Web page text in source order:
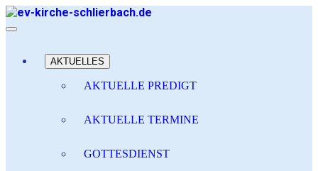
AKTUELLES
AKTUELLE PREDIGT
AKTUELLE TERMINE
GOTTESDIENST